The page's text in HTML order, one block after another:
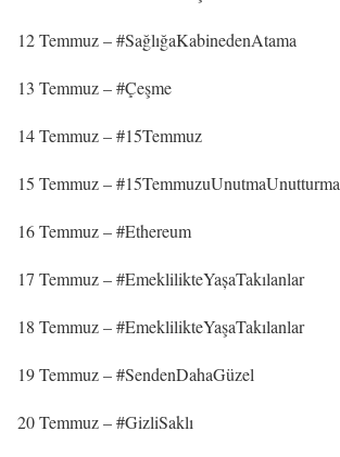
12 Temmuz – #SağlığaKabinedenAtama
13 Temmuz – #Çeşme
14 Temmuz – #15Temmuz
15 Temmuz – #15TemmuzuUnutmaUnutturma
16 Temmuz – #Ethereum
17 Temmuz – #EmeklilikteYașaTakılanlar
18 Temmuz – #EmeklilikteYaşaTakılanlar
19 Temmuz – #SendenDahaGüzel
20 Temmuz – #GizliSaklı